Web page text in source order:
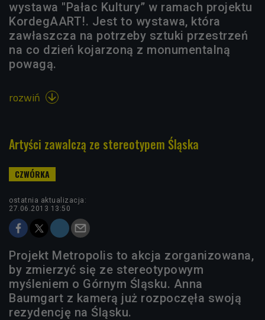
wystawa "Pałac Kultury” w ramach projektu
KordegAART!. Jest to wystawa, która
zawłaszcza na potrzeby sztuki przestrzeń
na co dzień kojarzoną z monumentalną
powagą.
rozwiń 
Artyści zawalczą ze stereotypem Śląska
ostatnia aktualizacja:
27.06.2013 13:50
Projekt Metropolis to akcja zorganizowana,
by zmierzyć się ze stereotypowym
myśleniem o Górnym Śląsku. Anna
Baumgart z kamerą już rozpoczęła swoją
rezydencję na Śląsku.